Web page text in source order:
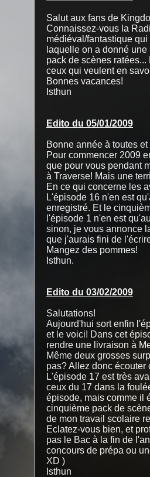
Salut aux fans de
Connaissez-vous la
médiéval/fantastique
laquelle on a donné
pack de scènes
ceux qui veulent en
Bonnes vacances!
Isthun
Edito du 05/01/2009
Bonne année à toutes et
Pour commencer 2009
que pour vous pendant
à Traverse! Mais une
En ce qui concerne les
L'épisode 16 n'en est
enregistré. Et le
l'épisode 1 n'en est
sinon, je vous annonce
que j'aurais fini de
Mangez des pommes!
Isthun.
Edito du 03/02/2009
Salutations!
Aujourd'hui sort enfin
et le voici! Dans cet
rendre une livraison à
Même deux grosses
pas? Allez donc
L'épisode 17 est très
ceux du 17 dans la
épisode, mais comme il
cinquième pack de
de mon travail scolaire
Eclatez-vous bien, et
pas le Bac à la fin de
concours de prépa ou
XD )
Isthun